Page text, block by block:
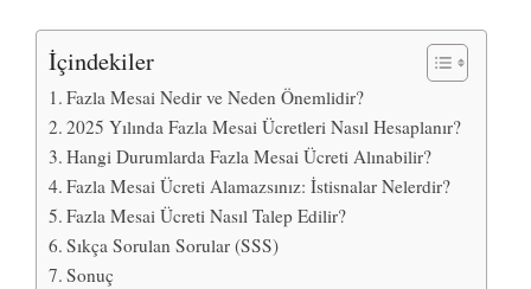
İçindekiler
Fazla Mesai Nedir ve Neden Önemlidir?
2025 Yılında Fazla Mesai Ücretleri Nasıl Hesaplanır?
Hangi Durumlarda Fazla Mesai Ücreti Alınabilir?
Fazla Mesai Ücreti Alamazsınız: İstisnalar Nelerdir?
Fazla Mesai Ücreti Nasıl Talep Edilir?
Sıkça Sorulan Sorular (SSS)
Sonuç